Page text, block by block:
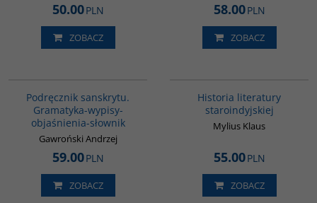
50.00PLN
ZOBACZ
58.00PLN
ZOBACZ
Podręcznik sanskrytu.
Gramatyka-wypisy-
objaśnienia-słownik
Gawroński Andrzej
59.00PLN
ZOBACZ
Historia literatury
staroindyjskiej
Mylius Klaus
55.00PLN
ZOBACZ